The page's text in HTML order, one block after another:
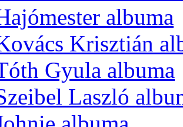
albuma
Krisztián
Gyula albuma
Laszló